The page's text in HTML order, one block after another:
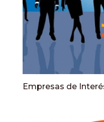
Empresas de